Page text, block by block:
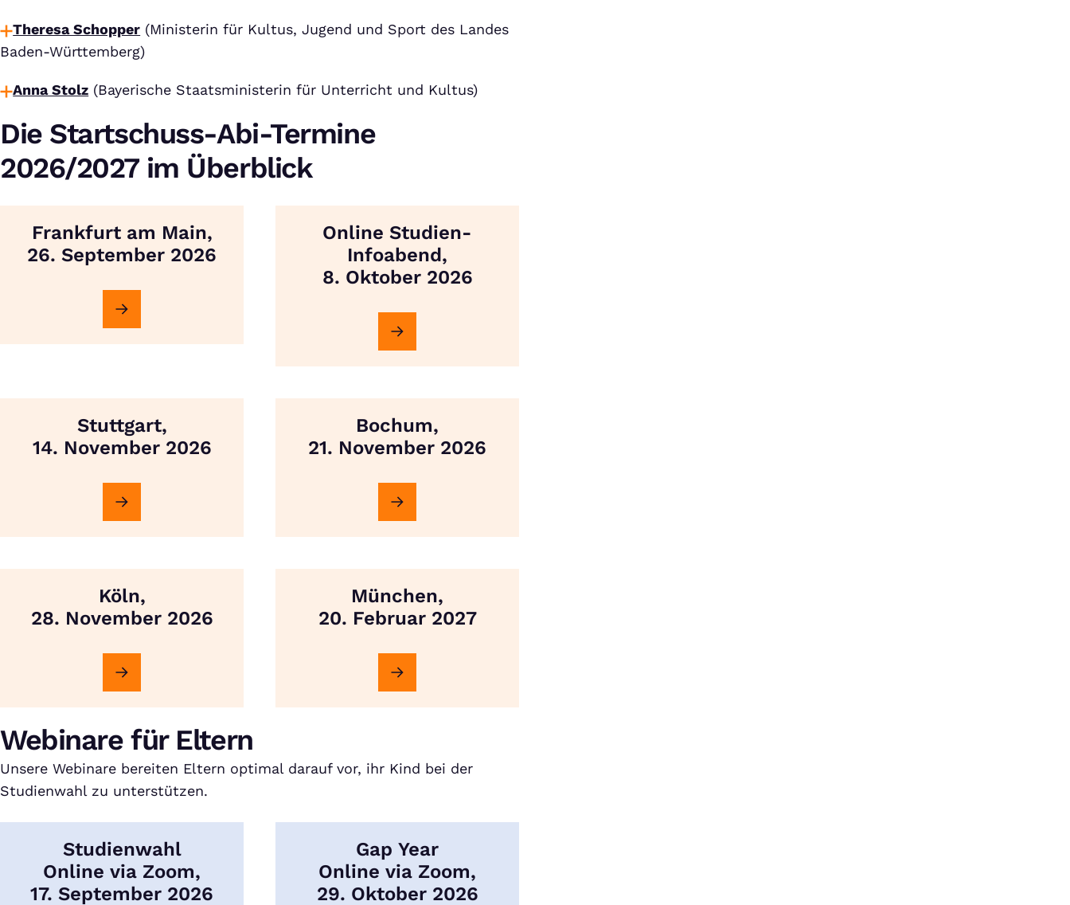
Theresa Schopper (Ministerin für Kultus, Jugend und Sport des Landes
Baden-Württemberg)
Anna Stolz (Bayerische Staatsministerin für Unterricht und Kultus)
Die Startschuss-Abi-Termine
2026/2027 im Überblick
Frankfurt am Main,
26. September 2026
Online Studien-
Infoabend,
8. Oktober 2026
Stuttgart,
14. November 2026
Bochum,
21. November 2026
Köln,
28. November 2026
München,
20. Februar 2027
Webinare für Eltern
Unsere Webinare bereiten Eltern optimal darauf vor, ihr Kind bei der
Studienwahl zu unterstützen.
Studienwahl
Online via Zoom,
17. September 2026
Gap Year
Online via Zoom,
29. Oktober 2026